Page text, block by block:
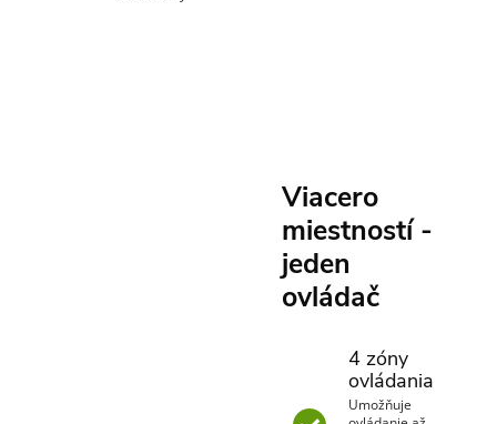
Viacero
miestností -
jeden
ovládač
4 zóny
ovládania
Umožňuje